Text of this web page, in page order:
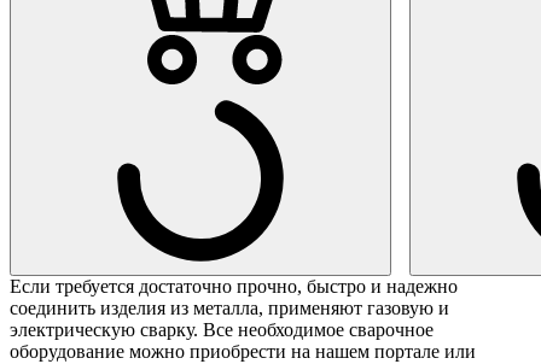
Если требуется достаточно прочно, быстро и надежно
соединить изделия из металла, применяют газовую и
электрическую сварку. Все необходимое сварочное
оборудование можно приобрести на нашем портале или